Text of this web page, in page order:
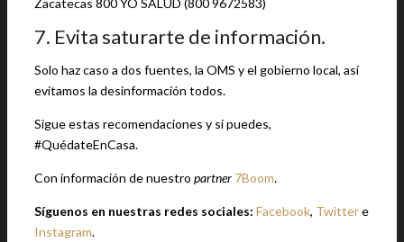
Zacatecas 800 YO SALUD (800 9672583)
7. Evita saturarte de información.
Solo haz caso a dos fuentes, la OMS y el gobierno local, así
evitamos la desinformación todos.
Sigue estas recomendaciones y si puedes,
#QuédateEnCasa.
Con información de nuestro partner 7Boom.
Síguenos en nuestras redes sociales: Facebook, Twittere
Instagram.